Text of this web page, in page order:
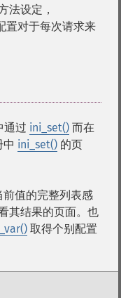
法设定，
置对于每次请求来
通过 ini_set() 而在
ini_set() 的页
值的完整列表感
其结果的页面。也
取得个别配置